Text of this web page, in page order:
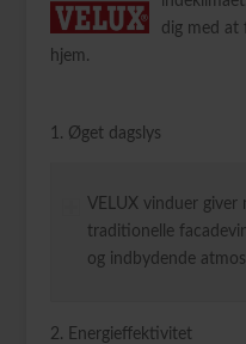
dig med at
hjem.
1. Øget dagslys
VELUX vinduer giver
traditionelle
og indbydende
2. Energieffektivitet